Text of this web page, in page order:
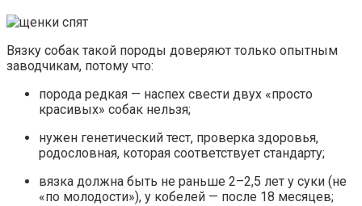
Вязку собак такой породы доверяют только опытным
заводчикам, потому что:
порода редкая — наспех свести двух «просто
красивых» собак нельзя;
нужен генетический тест, проверка здоровья,
родословная, которая соответствует стандарту;
вязка должна быть не раньше 2–2,5 лет у суки (не
«по молодости»), у кобелей — после 18 месяцев;